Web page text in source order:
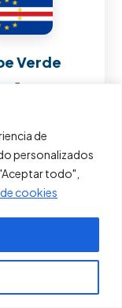
de
personalizados
todo",
cookies
Verde
1
8:00 PM